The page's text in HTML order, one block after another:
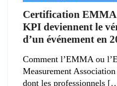
Certification
KPI deviennent le
d’un événement en
Comment l’EMMA ou
Measurement
dont les professionnels